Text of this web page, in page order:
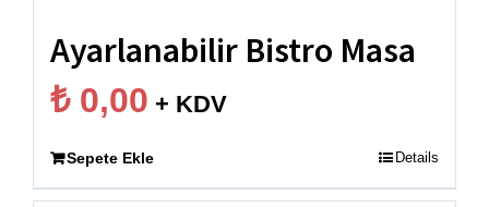
Ayarlanabilir Bistro Masa
₺0,00 + KDV
Sepete Ekle Details